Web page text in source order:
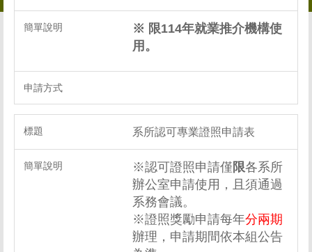
※ 限114年就業推介機構使
用。
系所認可專業證照申請表
※認可證照申請僅 限各系所
辦公室申請使用，且須通過
系務會議。
※證照獎勵申請每年分兩期
辦理，申請期間依本組公告